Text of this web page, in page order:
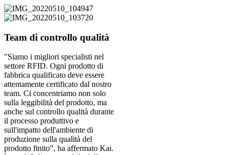
Team di controllo qualità
"Siamo i migliori specialisti nel
settore RFID. Ogni prodotto di
fabbrica qualificato deve essere
attentamente certificato dal nostro
team. Ci concentriamo non solo
sulla leggibilità del prodotto, ma
anche sul controllo qualità durante
il processo produttivo e
sull'impatto dell'ambiente di
produzione sulla qualità del
prodotto finito", ha affermato Kai.